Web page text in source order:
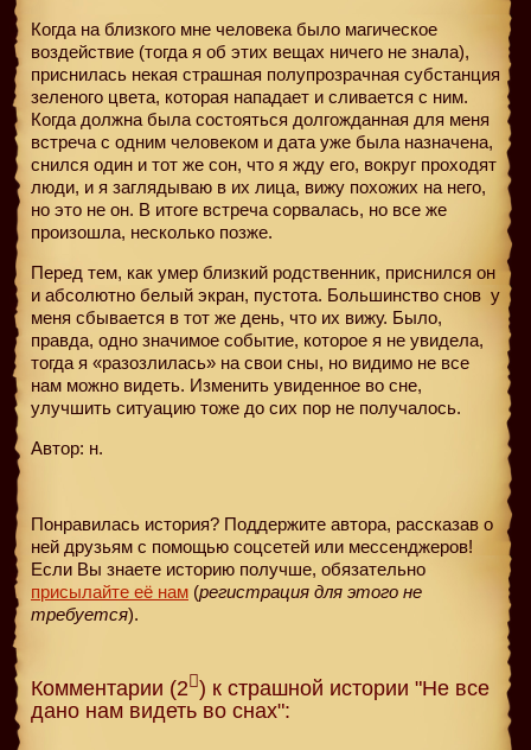
Когда на близкого мне человека было магическое
воздействие (тогда я об этих вещах ничего не знала),
приснилась некая страшная полупрозрачная субстанция
зеленого цвета, которая нападает и сливается с ним.
Когда должна была состояться долгожданная для меня
встреча с одним человеком и дата уже была назначена,
снился один и тот же сон, что я жду его, вокруг проходят
люди, и я заглядываю в их лица, вижу похожих на него,
но это не он. В итоге встреча сорвалась, но все же
произошла, несколько позже.
Перед тем, как умер близкий родственник, приснился он
и абсолютно белый экран, пустота. Большинство снов у
меня сбывается в тот же день, что их вижу. Было,
правда, одно значимое событие, которое я не увидела,
тогда я «разозлилась» на свои сны, но видимо не все
нам можно видеть. Изменить увиденное во сне,
улучшить ситуацию тоже до сих пор не получалось.
Автор: н.
Понравилась история? Поддержите автора, рассказав о
ней друзьям с помощью соцсетей или мессенджеров!
Если Вы знаете историю получше, обязательно
присылайте её нам (регистрация для этого не
требуется).
Комментарии (2 ) к страшной истории "Не все
дано нам видеть во снах":